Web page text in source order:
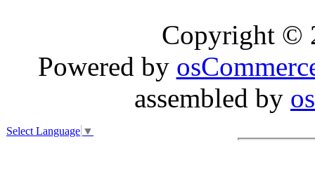
Copyright ©
Powered by
assembled by
Select Language ▼